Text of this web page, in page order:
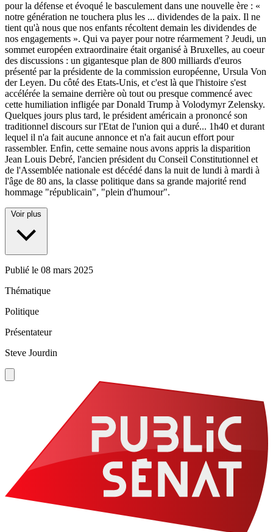
pour la défense et évoqué le basculement dans une nouvelle ère : «
notre génération ne touchera plus les ... dividendes de la paix. Il ne
tient qu'à nous que nos enfants récoltent demain les dividendes de
nos engagements ». Qui va payer pour notre réarmement ? Jeudi, un
sommet européen extraordinaire était organisé à Bruxelles, au coeur
des discussions : un gigantesque plan de 800 milliards d'euros
présenté par la présidente de la commission européenne, Ursula Von
der Leyen. Du côté des Etats-Unis, et c'est là que l'histoire s'est
accélérée la semaine derrière où tout ou presque commencé avec
cette humiliation infligée par Donald Trump à Volodymyr Zelensky.
Quelques jours plus tard, le président américain a prononcé son
traditionnel discours sur l'Etat de l'union qui a duré... 1h40 et durant
lequel il n'a fait aucune annonce et n'a fait aucun effort pour
rassembler. Enfin, cette semaine nous avons appris la disparition
Jean Louis Debré, l'ancien président du Conseil Constitutionnel et
de l'Assemblée nationale est décédé dans la nuit de lundi à mardi à
l'âge de 80 ans, la classe politique dans sa grande majorité rend
hommage "républicain", "plein d'humour".
Voir plus
Publié le 08 mars 2025
Thématique
Politique
Présentateur
Steve Jourdin